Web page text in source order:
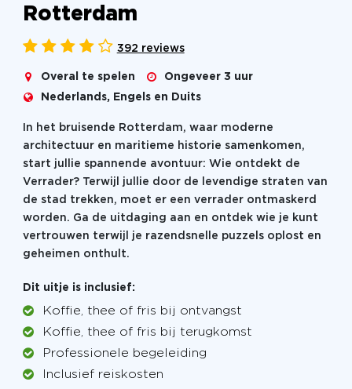
Rotterdam
392 reviews
Overal te spelen Ongeveer 3 uur
Nederlands, Engels en Duits
In het bruisende Rotterdam, waar moderne
architectuur en maritieme historie samenkomen,
start jullie spannende avontuur: Wie ontdekt de
Verrader? Terwijl jullie door de levendige straten van
de stad trekken, moet er een verrader ontmaskerd
worden. Ga de uitdaging aan en ontdek wie je kunt
vertrouwen terwijl je razendsnelle puzzels oplost en
geheimen onthult.
Dit uitje is inclusief:
Koffie, thee of fris bij ontvangst
Koffie, thee of fris bij terugkomst
Professionele begeleiding
Inclusief reiskosten